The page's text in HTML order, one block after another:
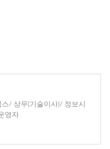
/ 상무(기술이사)/ 정보시
영자